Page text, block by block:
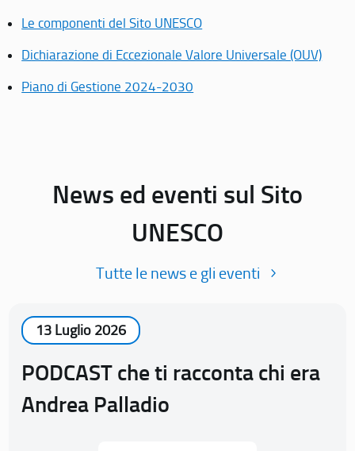
Le componenti del Sito UNESCO
Dichiarazione di Eccezionale Valore Universale (OUV)
Piano di Gestione 2024-2030
News ed eventi sul Sito
UNESCO
Tutte le news e gli eventi
13 Luglio 2026
PODCAST che ti racconta chi era
Andrea Palladio